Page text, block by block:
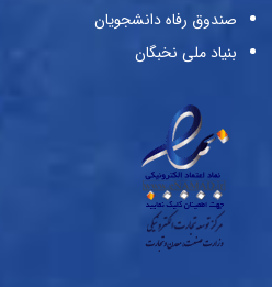
صندوق رفاه دانشجویان
بنیاد ملی نخبگان